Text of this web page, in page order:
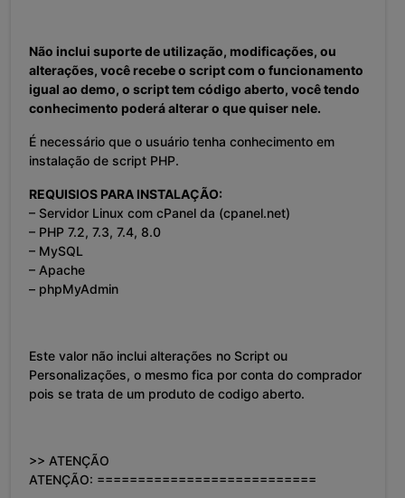
Não inclui suporte de utilização, modificações, ou
alterações, você recebe o script com o funcionamento
igual ao demo, o script tem código aberto, você tendo
conhecimento poderá alterar o que quiser nele.
É necessário que o usuário tenha conhecimento em
instalação de script PHP.
REQUISIOS PARA INSTALAÇÃO:
– Servidor Linux com cPanel da (cpanel.net)
– PHP 7.2, 7.3, 7.4, 8.0
– MySQL
– Apache
– phpMyAdmin
Este valor não inclui alterações no Script ou
Personalizações, o mesmo fica por conta do comprador
pois se trata de um produto de codigo aberto.
>> ATENÇÃO
ATENÇÃO: ===========================